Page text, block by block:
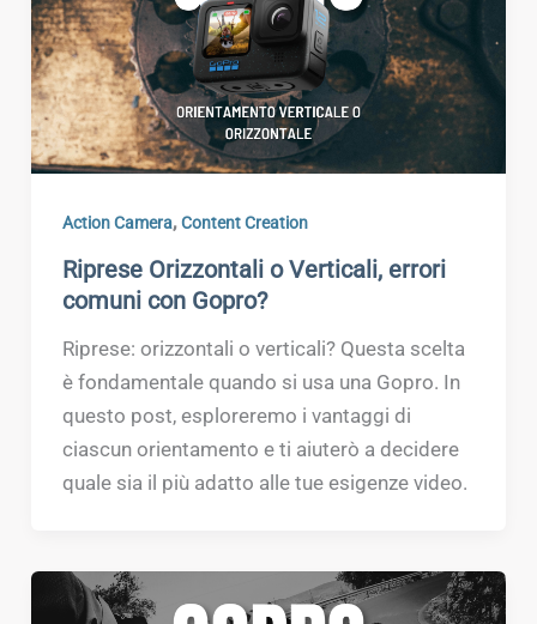
Action Camera,Content Creation
Riprese Orizzontali o Verticali, errori
comuni con Gopro?
Riprese: orizzontali o verticali? Questa scelta
è fondamentale quando si usa una Gopro. In
questo post, esploreremo i vantaggi di
ciascun orientamento e ti aiuterò a decidere
quale sia il più adatto alle tue esigenze video.